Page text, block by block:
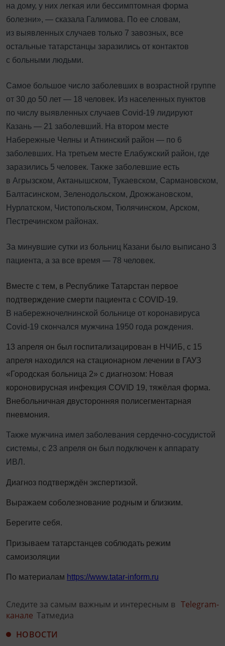
на дому, у них легкая или бессимптомная форма
болезни», — сказала Галимова. По ее словам,
из выявленных случаев только 7 завозных, все
остальные татарстанцы заразились от контактов
с больными людьми.
Самое большое число заболевших в возрастной группе
от 30 до 50 лет — 18 человек. Из населенных пунктов
по числу выявленных случаев Covid-19 лидируют
Казань — 21 заболевший. На втором месте
Набережные Челны и Атнинский район — по 6
заболевших. На третьем месте Елабужский район, где
заразились 5 человек. Также заболевшие есть
в Агрызском, Актанышском, Тукаевском, Сармановском,
Балтасинском, Зеленодольском, Дрожжановском,
Нурлатском, Чистопольском, Тюлячинском, Арском,
Пестречинском районах.
За минувшие сутки из больниц Казани было выписано 3
пациента, а за все время — 78 человек.
Вместе с тем, в Республике Татарстан первое
подтверждение смерти пациента с COVID-19.
В набережночелнинской больнице от коронавируса
Covid-19 скончался мужчина 1950 года рождения.
13 апреля он был госпитализацирован в НЧИБ, с 15
апреля находился на стационарном лечении в ГАУЗ
«Городская больница 2» с диагнозом: Новая
короновирусная инфекция COVID 19, тяжёлая форма.
Внебольничная двусторонняя полисегментарная
пневмония.
Также мужчина имел заболевания сердечно-сосудистой
системы, с 23 апреля он был подключен к аппарату
ИВЛ.
Диагноз подтверждён экспертизой.
Выражаем соболезнование родным и близким.
Берегите себя.
Призываем татарстанцев соблюдать режим
самоизоляции
По материалам https://www.tatar-inform.ru
Следите за самым важным и интересным в Telegram-
канале Татмедиа
НОВОСТИ